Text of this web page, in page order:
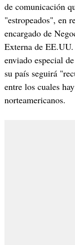
de comunicación
"estropeados", en
encargado de
Externa de
enviado especial
su país seguirá
entre los cuales
norteamericanos.